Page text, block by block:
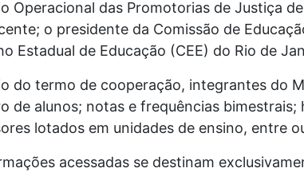
Operacional das Promotorias de Justiça
o presidente da Comissão de
Estadual de Educação (CEE) do Rio de
do termo de cooperação, integrantes do
de alunos; notas e frequências
lotados em unidades de ensino, entre
acessadas se destinam